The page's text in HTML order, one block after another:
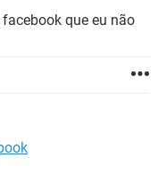
que eu não